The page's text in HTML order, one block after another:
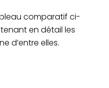
charge du
traitement par
lots
comparatif ci-
en détail les
d’entre elles.